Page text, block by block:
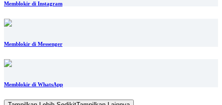
Memblokir di Instagram
Memblokir di Messenger
Memblokir di WhatsApp